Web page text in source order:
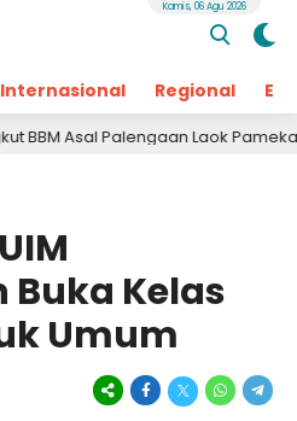
Internasional Regional
Kamis, 06 Agu 2026
Asal Palengaan Laok Pamekasan
Kelas
Umum